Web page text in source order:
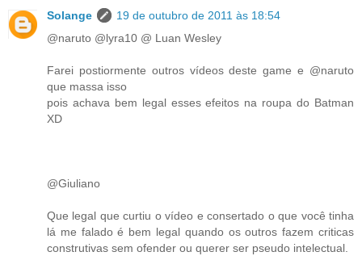
Solange
19 de outubro de 2011 às 18:54
@naruto @lyra10 @ Luan Wesley
Farei postiormente outros vídeos deste game e @naruto
que massa isso
pois achava bem legal esses efeitos na roupa do Batman
XD
@Giuliano
Que legal que curtiu o vídeo e consertado o que você tinha
lá me falado é bem legal quando os outros fazem criticas
construtivas sem ofender ou querer ser pseudo intelectual.